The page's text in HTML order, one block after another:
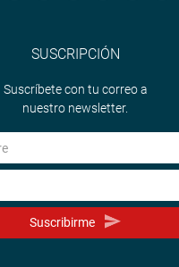
SUSCRIPCIÓN
Suscríbete con tu correo a
nuestro newsletter.
Suscribirme